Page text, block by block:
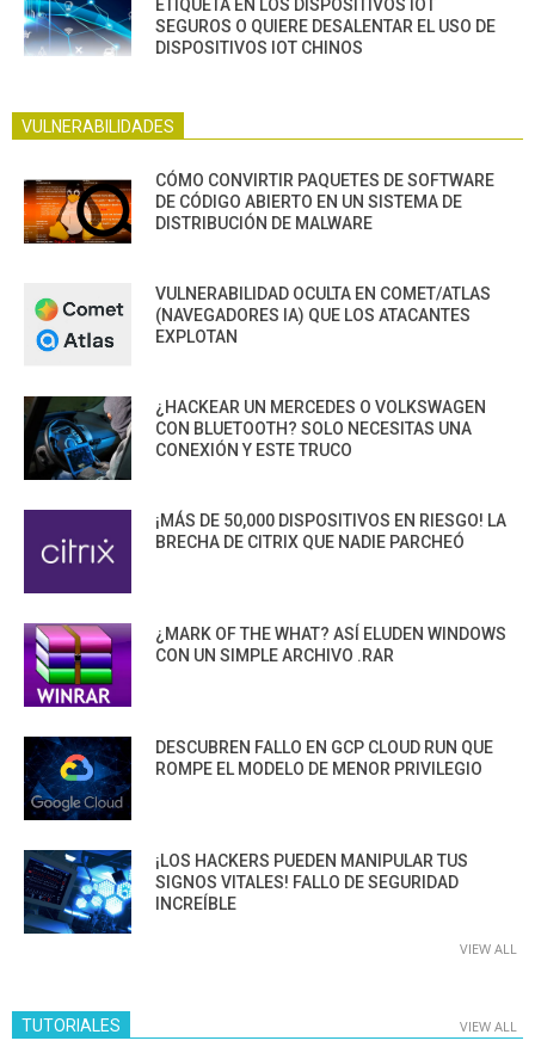
ETIQUETA EN LOS DISPOSITIVOS IOT
SEGUROS O QUIERE DESALENTAR EL USO DE
DISPOSITIVOS IOT CHINOS
VULNERABILIDADES
CÓMO CONVIRTIR PAQUETES DE SOFTWARE
DE CÓDIGO ABIERTO EN UN SISTEMA DE
DISTRIBUCIÓN DE MALWARE
VULNERABILIDAD OCULTA EN COMET/ATLAS
(NAVEGADORES IA) QUE LOS ATACANTES
EXPLOTAN
¿HACKEAR UN MERCEDES O VOLKSWAGEN
CON BLUETOOTH? SOLO NECESITAS UNA
CONEXIÓN Y ESTE TRUCO
¡MÁS DE 50,000 DISPOSITIVOS EN RIESGO! LA
BRECHA DE CITRIX QUE NADIE PARCHEÓ
¿MARK OF THE WHAT? ASÍ ELUDEN WINDOWS
CON UN SIMPLE ARCHIVO .RAR
DESCUBREN FALLO EN GCP CLOUD RUN QUE
ROMPE EL MODELO DE MENOR PRIVILEGIO
¡LOS HACKERS PUEDEN MANIPULAR TUS
SIGNOS VITALES! FALLO DE SEGURIDAD
INCREÍBLE
VIEW ALL
TUTORIALES VIEW ALL